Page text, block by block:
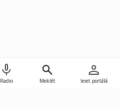
Radio Meklēt Ieiet portālā